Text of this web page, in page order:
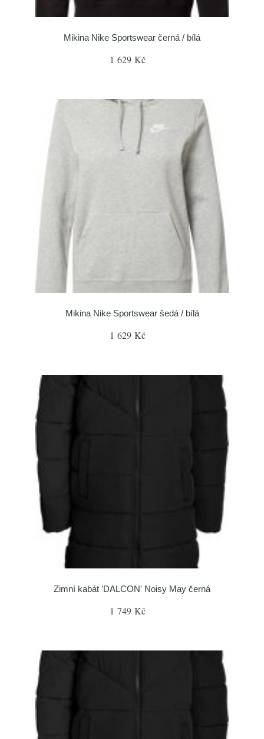
Mikina Nike Sportswear černá / bílá
1 629 Kč
Mikina Nike Sportswear šedá / bílá
1 629 Kč
Zimní kabát 'DALCON' Noisy May černá
1 749 Kč